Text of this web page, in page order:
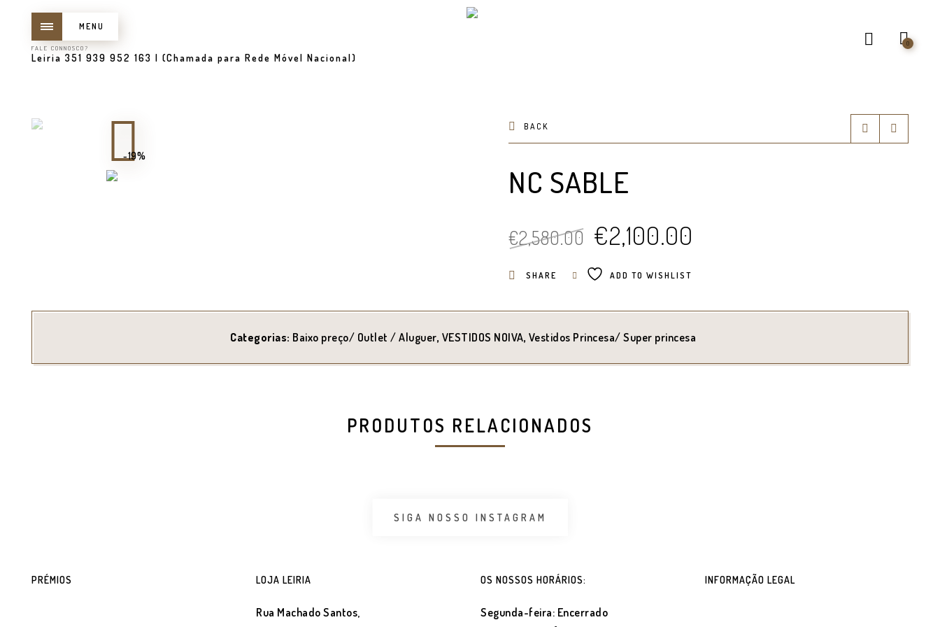
MENU
FALE CONNOSCO?
Leiria 351 939 952 163 | (Chamada para Rede Móvel Nacional)
0
-19%
BACK
NC SABLE
€2,580.00 O
preço
original
era:
€2,580.00.
€2,100.00
é:
€2,100.00.
SHARE ADD TO WISHLIST
Categorias: Baixo preço/ Outlet / Aluguer, VESTIDOS NOIVA, Vestidos Princesa/ Super princesa
PRODUTOS RELACIONADOS
SIGA NOSSO INSTAGRAM
PRÉMIOS LOJA LEIRIA
Rua Machado Santos,
OS NOSSOS HORÁRIOS:
Segunda-feira: Encerrado
INFORMAÇÃO LEGAL